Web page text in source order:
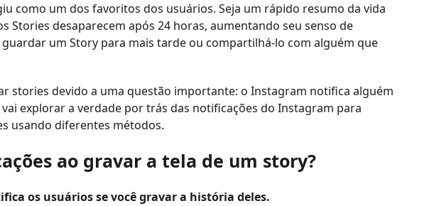
como um dos favoritos dos usuários. Seja um rápido resumo da vida
Stories desaparecem após 24 horas, aumentando seu senso de
um Story para mais tarde ou compartilhá-lo com alguém que
stories devido a uma questão importante: o Instagram notifica alguém
explorar a verdade por trás das notificações do Instagram para
usando diferentes métodos.
ao gravar a tela de um story?
os usuários se você gravar a história deles.